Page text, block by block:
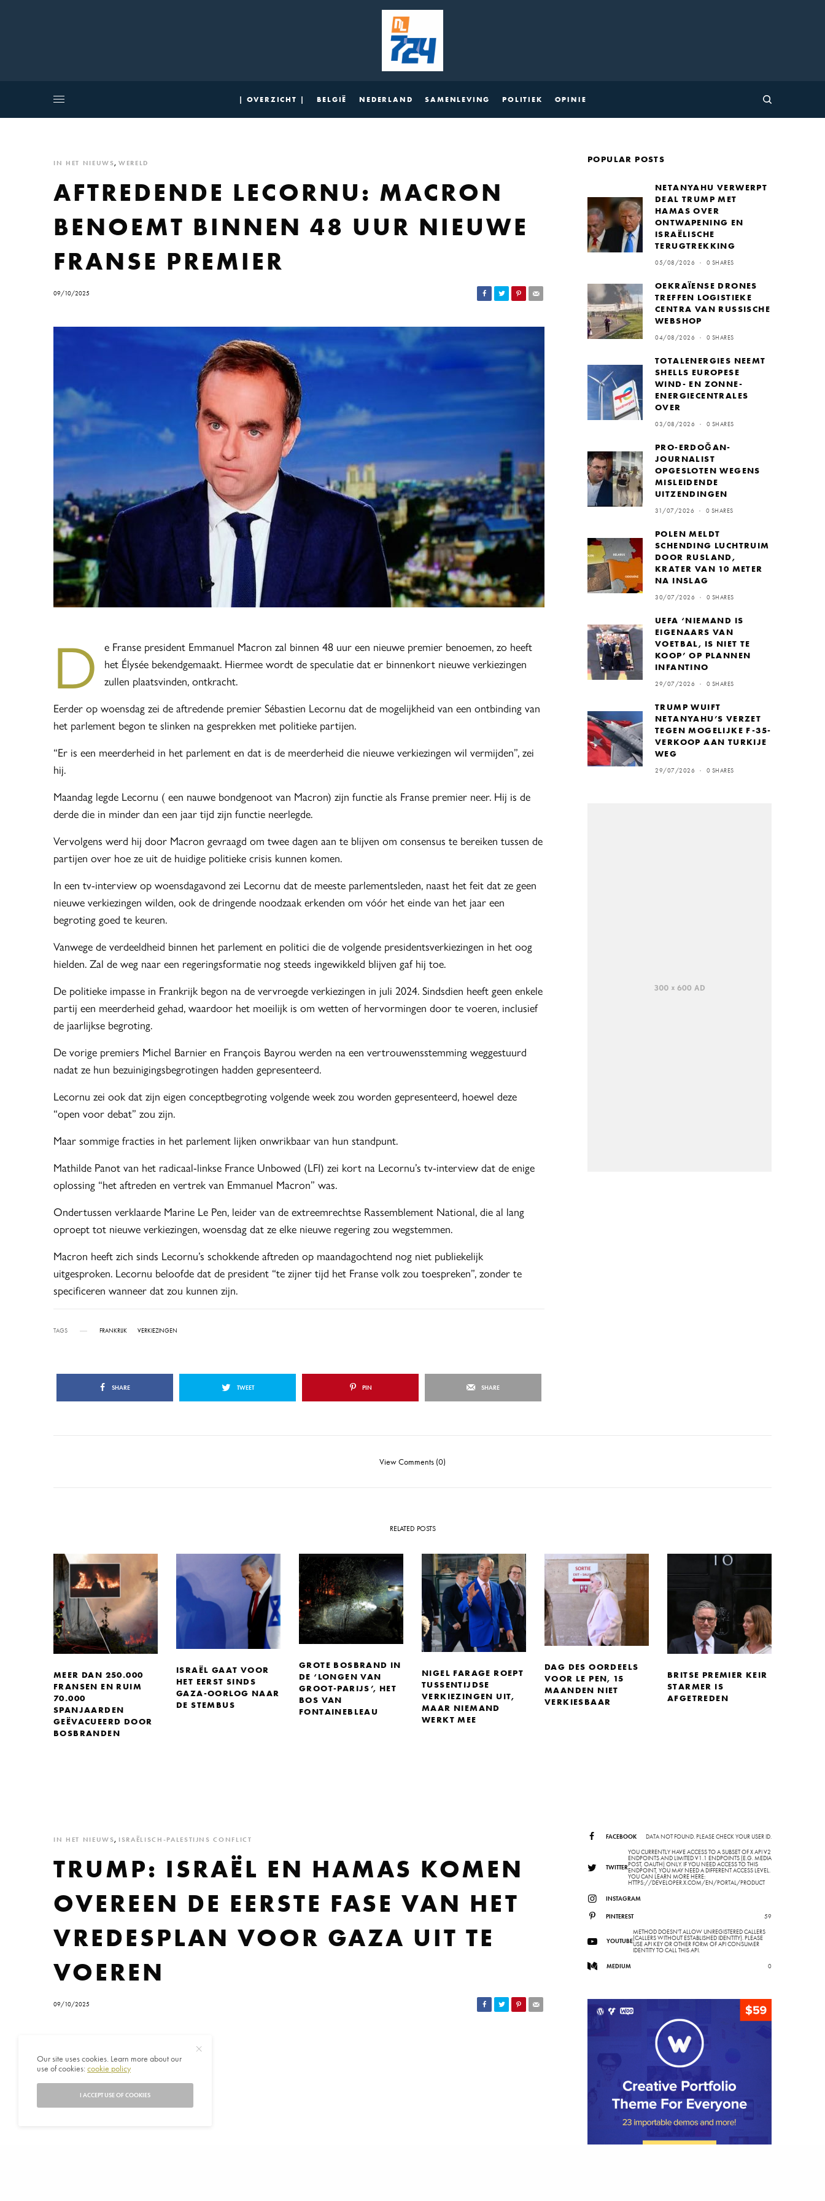
| OVERZICHT | BELGIË NEDERLAND SAMENLEVING POLITIEK OPINIE
IN HET NIEUWS, WERELD
AFTREDENDE LECORNU: MACRON
BENOEMT BINNEN 48 UUR NIEUWE
FRANSE PREMIER
09/10/2025
D
e Franse president Emmanuel Macron zal binnen 48 uur een nieuwe premier benoemen, zo heeft
het Élysée bekendgemaakt. Hiermee wordt de speculatie dat er binnenkort nieuwe verkiezingen
zullen plaatsvinden, ontkracht.
Eerder op woensdag zei de aftredende premier Sébastien Lecornu dat de mogelijkheid van een ontbinding van
het parlement begon te slinken na gesprekken met politieke partijen.
“Er is een meerderheid in het parlement en dat is de meerderheid die nieuwe verkiezingen wil vermijden”, zei
hij.
Maandag legde Lecornu ( een nauwe bondgenoot van Macron) zijn functie als Franse premier neer. Hij is de
derde die in minder dan een jaar tijd zijn functie neerlegde.
Vervolgens werd hij door Macron gevraagd om twee dagen aan te blijven om consensus te bereiken tussen de
partijen over hoe ze uit de huidige politieke crisis kunnen komen.
In een tv-interview op woensdagavond zei Lecornu dat de meeste parlementsleden, naast het feit dat ze geen
nieuwe verkiezingen wilden, ook de dringende noodzaak erkenden om vóór het einde van het jaar een
begroting goed te keuren.
Vanwege de verdeeldheid binnen het parlement en politici die de volgende presidentsverkiezingen in het oog
hielden. Zal de weg naar een regeringsformatie nog steeds ingewikkeld blijven gaf hij toe.
De politieke impasse in Frankrijk begon na de vervroegde verkiezingen in juli 2024. Sindsdien heeft geen enkele
partij een meerderheid gehad, waardoor het moeilijk is om wetten of hervormingen door te voeren, inclusief
de jaarlijkse begroting.
De vorige premiers Michel Barnier en François Bayrou werden na een vertrouwensstemming weggestuurd
nadat ze hun bezuinigingsbegrotingen hadden gepresenteerd.
Lecornu zei ook dat zijn eigen conceptbegroting volgende week zou worden gepresenteerd, hoewel deze
“open voor debat” zou zijn.
Maar sommige fracties in het parlement lijken onwrikbaar van hun standpunt.
Mathilde Panot van het radicaal-linkse France Unbowed (LFI) zei kort na Lecornu’s tv-interview dat de enige
oplossing “het aftreden en vertrek van Emmanuel Macron” was.
Ondertussen verklaarde Marine Le Pen, leider van de extreemrechtse Rassemblement National, die al lang
oproept tot nieuwe verkiezingen, woensdag dat ze elke nieuwe regering zou wegstemmen.
Macron heeft zich sinds Lecornu’s schokkende aftreden op maandagochtend nog niet publiekelijk
uitgesproken. Lecornu beloofde dat de president “te zijner tijd het Franse volk zou toespreken”, zonder te
specificeren wanneer dat zou kunnen zijn.
TAGS FRANKRIJK VERKIEZINGEN
SHARE TWEET PIN SHARE
POPULAR POSTS
NETANYAHU VERWERPT
DEAL TRUMP MET
HAMAS OVER
ONTWAPENING EN
ISRAËLISCHE
TERUGTREKKING
05/08/2026 0 SHARES
OEKRAÏENSE DRONES
TREFFEN LOGISTIEKE
CENTRA VAN RUSSISCHE
WEBSHOP
04/08/2026 0 SHARES
TOTALENERGIES NEEMT
SHELLS EUROPESE
WIND- EN ZONNE-
ENERGIECENTRALES
OVER
03/08/2026 0 SHARES
PRO-ERDOĞAN-
JOURNALIST
OPGESLOTEN WEGENS
MISLEIDENDE
UITZENDINGEN
31/07/2026 0 SHARES
POLEN MELDT
SCHENDING LUCHTRUIM
DOOR RUSLAND,
KRATER VAN 10 METER
NA INSLAG
30/07/2026 0 SHARES
UEFA ‘NIEMAND IS
EIGENAARS VAN
VOETBAL, IS NIET TE
KOOP’ OP PLANNEN
INFANTINO
29/07/2026 0 SHARES
TRUMP WUIFT
NETANYAHU’S VERZET
TEGEN MOGELIJKE F-35-
VERKOOP AAN TURKIJE
WEG
29/07/2026 0 SHARES
View Comments (0)
RELATED POSTS
MEER DAN 250.000
FRANSEN EN RUIM
70.000
SPANJAARDEN
GEËVACUEERD DOOR
BOSBRANDEN
ISRAËL GAAT VOOR
HET EERST SINDS
GAZA-OORLOG NAAR
DE STEMBUS
GROTE BOSBRAND IN
DE ‘LONGEN VAN
GROOT-PARIJS’, HET
BOS VAN
FONTAINEBLEAU
NIGEL FARAGE ROEPT
TUSSENTIJDSE
VERKIEZINGEN UIT,
MAAR NIEMAND
WERKT MEE
DAG DES OORDEELS
VOOR LE PEN, 15
MAANDEN NIET
VERKIESBAAR
BRITSE PREMIER KEIR
STARMER IS
AFGETREDEN
IN HET NIEUWS, ISRAËLISCH-PALESTIJNS CONFLICT
TRUMP: ISRAËL EN HAMAS KOMEN
OVEREEN DE EERSTE FASE VAN HET
VREDESPLAN VOOR GAZA UIT TE
VOEREN
09/10/2025
FACEBOOK DATA NOT FOUND. PLEASE CHECK YOUR USER ID.
TWITTER
YOU CURRENTLY HAVE ACCESS TO A SUBSET OF X API V2
ENDPOINTS AND LIMITED V1.1 ENDPOINTS (E.G. MEDIA
POST, OAUTH) ONLY. IF YOU NEED ACCESS TO THIS
ENDPOINT, YOU MAY NEED A DIFFERENT ACCESS LEVEL.
YOU CAN LEARN MORE HERE:
HTTPS://DEVELOPER.X.COM/EN/PORTAL/PRODUCT
INSTAGRAM
PINTEREST 59
YOUTUBE
METHOD DOESN'T ALLOW UNREGISTERED CALLERS
(CALLERS WITHOUT ESTABLISHED IDENTITY). PLEASE
USE API KEY OR OTHER FORM OF API CONSUMER
IDENTITY TO CALL THIS API.
MEDIUM
0
Our site uses cookies. Learn more about our
use of cookies:cookie policy
I ACCEPT USE OF COOKIES